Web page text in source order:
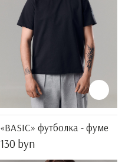
«BASIC» футболка - фуме
130 byn